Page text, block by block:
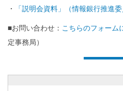
・
「説明会資料」（情報銀行推進委
■お問い合わせ： こちらのフォーム
定事務局）